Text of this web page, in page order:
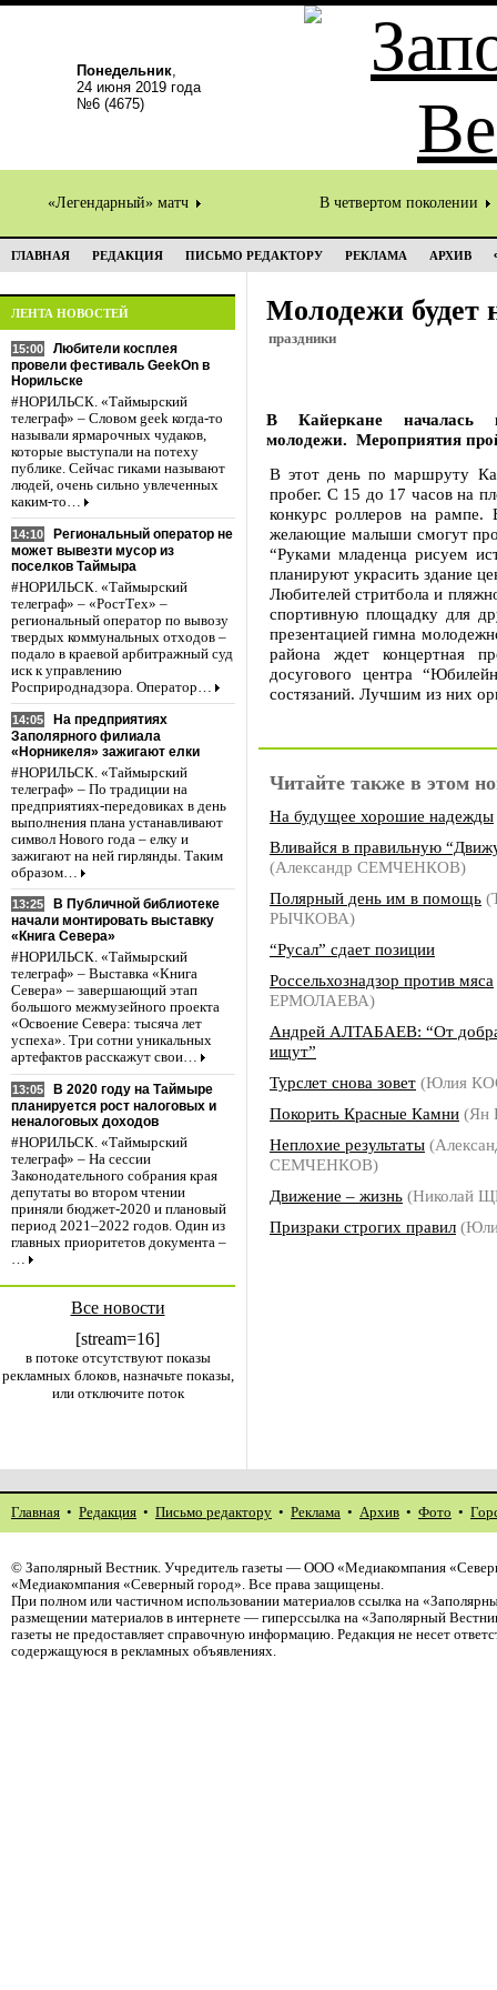
Понедельник,
24 июня 2019 года
№6 (4675)
«Легендарный» матч В четвертом поколении
ГЛАВНАЯ РЕДАКЦИЯ ПИСЬМО РЕДАКТОРУ РЕКЛАМА АРХИВ
ЛЕНТА НОВОСТЕЙ
15:00
Любители косплея
провели фестиваль GeekOn в
Норильске
#НОРИЛЬСК. «Таймырский
телеграф» – Словом geek когда-то
называли ярмарочных чудаков,
которые выступали на потеху
публике. Сейчас гиками называют
людей, очень сильно увлеченных
каким-то…
14:10
Региональный оператор не
может вывезти мусор из
поселков Таймыра
#НОРИЛЬСК. «Таймырский
телеграф» – «РостТех» –
региональный оператор по вывозу
твердых коммунальных отходов –
подало в краевой арбитражный суд
иск к управлению
Росприроднадзора. Оператор…
14:05
На предприятиях
Заполярного филиала
«Норникеля» зажигают елки
#НОРИЛЬСК. «Таймырский
телеграф» – По традиции на
предприятиях-передовиках в день
выполнения плана устанавливают
символ Нового года – елку и
зажигают на ней гирлянды. Таким
образом…
13:25
В Публичной библиотеке
начали монтировать выставку
«Книга Севера»
#НОРИЛЬСК. «Таймырский
телеграф» – Выставка «Книга
Севера» – завершающий этап
большого межмузейного проекта
«Освоение Севера: тысяча лет
успеха». Три сотни уникальных
артефактов расскажут свои…
13:05
В 2020 году на Таймыре
планируется рост налоговых и
неналоговых доходов
#НОРИЛЬСК. «Таймырский
телеграф» – На сессии
Законодательного собрания края
депутаты во втором чтении
приняли бюджет-2020 и плановый
период 2021–2022 годов. Один из
главных приоритетов документа –
…
Все новости
[stream=16]
в потоке отсутствуют показы
рекламных блоков, назначьте показы,
или отключите поток
Молодежи будет
праздники
В Кайеркане
молодежи. Мероприятия
В этот день по маршруту
пробег. С 15 до 17 часов на
конкурс роллеров на рампе.
желающие малыши смогут
“Руками младенца рисуем
планируют украсить здание
Любителей стритбола и
спортивную площадку для
презентацией гимна
района ждет концертная
досугового центра
состязаний. Лучшим из них
Читайте также в этом
На будущее хорошие надежды
Вливайся в правильную
(Александр СЕМЧЕНКОВ)
Полярный день им в помощь
РЫЧКОВА)
“Русал” сдает позиции
Россельхознадзор против мяса
ЕРМОЛАЕВА)
Андрей АЛТАБАЕВ: “От
ищут”
Турслет снова зовет (Юлия
Покорить Красные Камни (Ян
Неплохие результаты
СЕМЧЕНКОВ)
Движение – жизнь (Николай
Призраки строгих правил
Главная • Редакция • Письмо редактору • Реклама • Архив • Фото •
© Заполярный Вестник. Учредитель газеты — ООО «Медиакомпания
«Медиакомпания «Северный город». Все права защищены.
При полном или частичном использовании материалов ссылка на
размещении материалов в интернете — гиперссылка на «Заполярный
газеты не предоставляет справочную информацию. Редакция не несет
содержащуюся в рекламных объявлениях.